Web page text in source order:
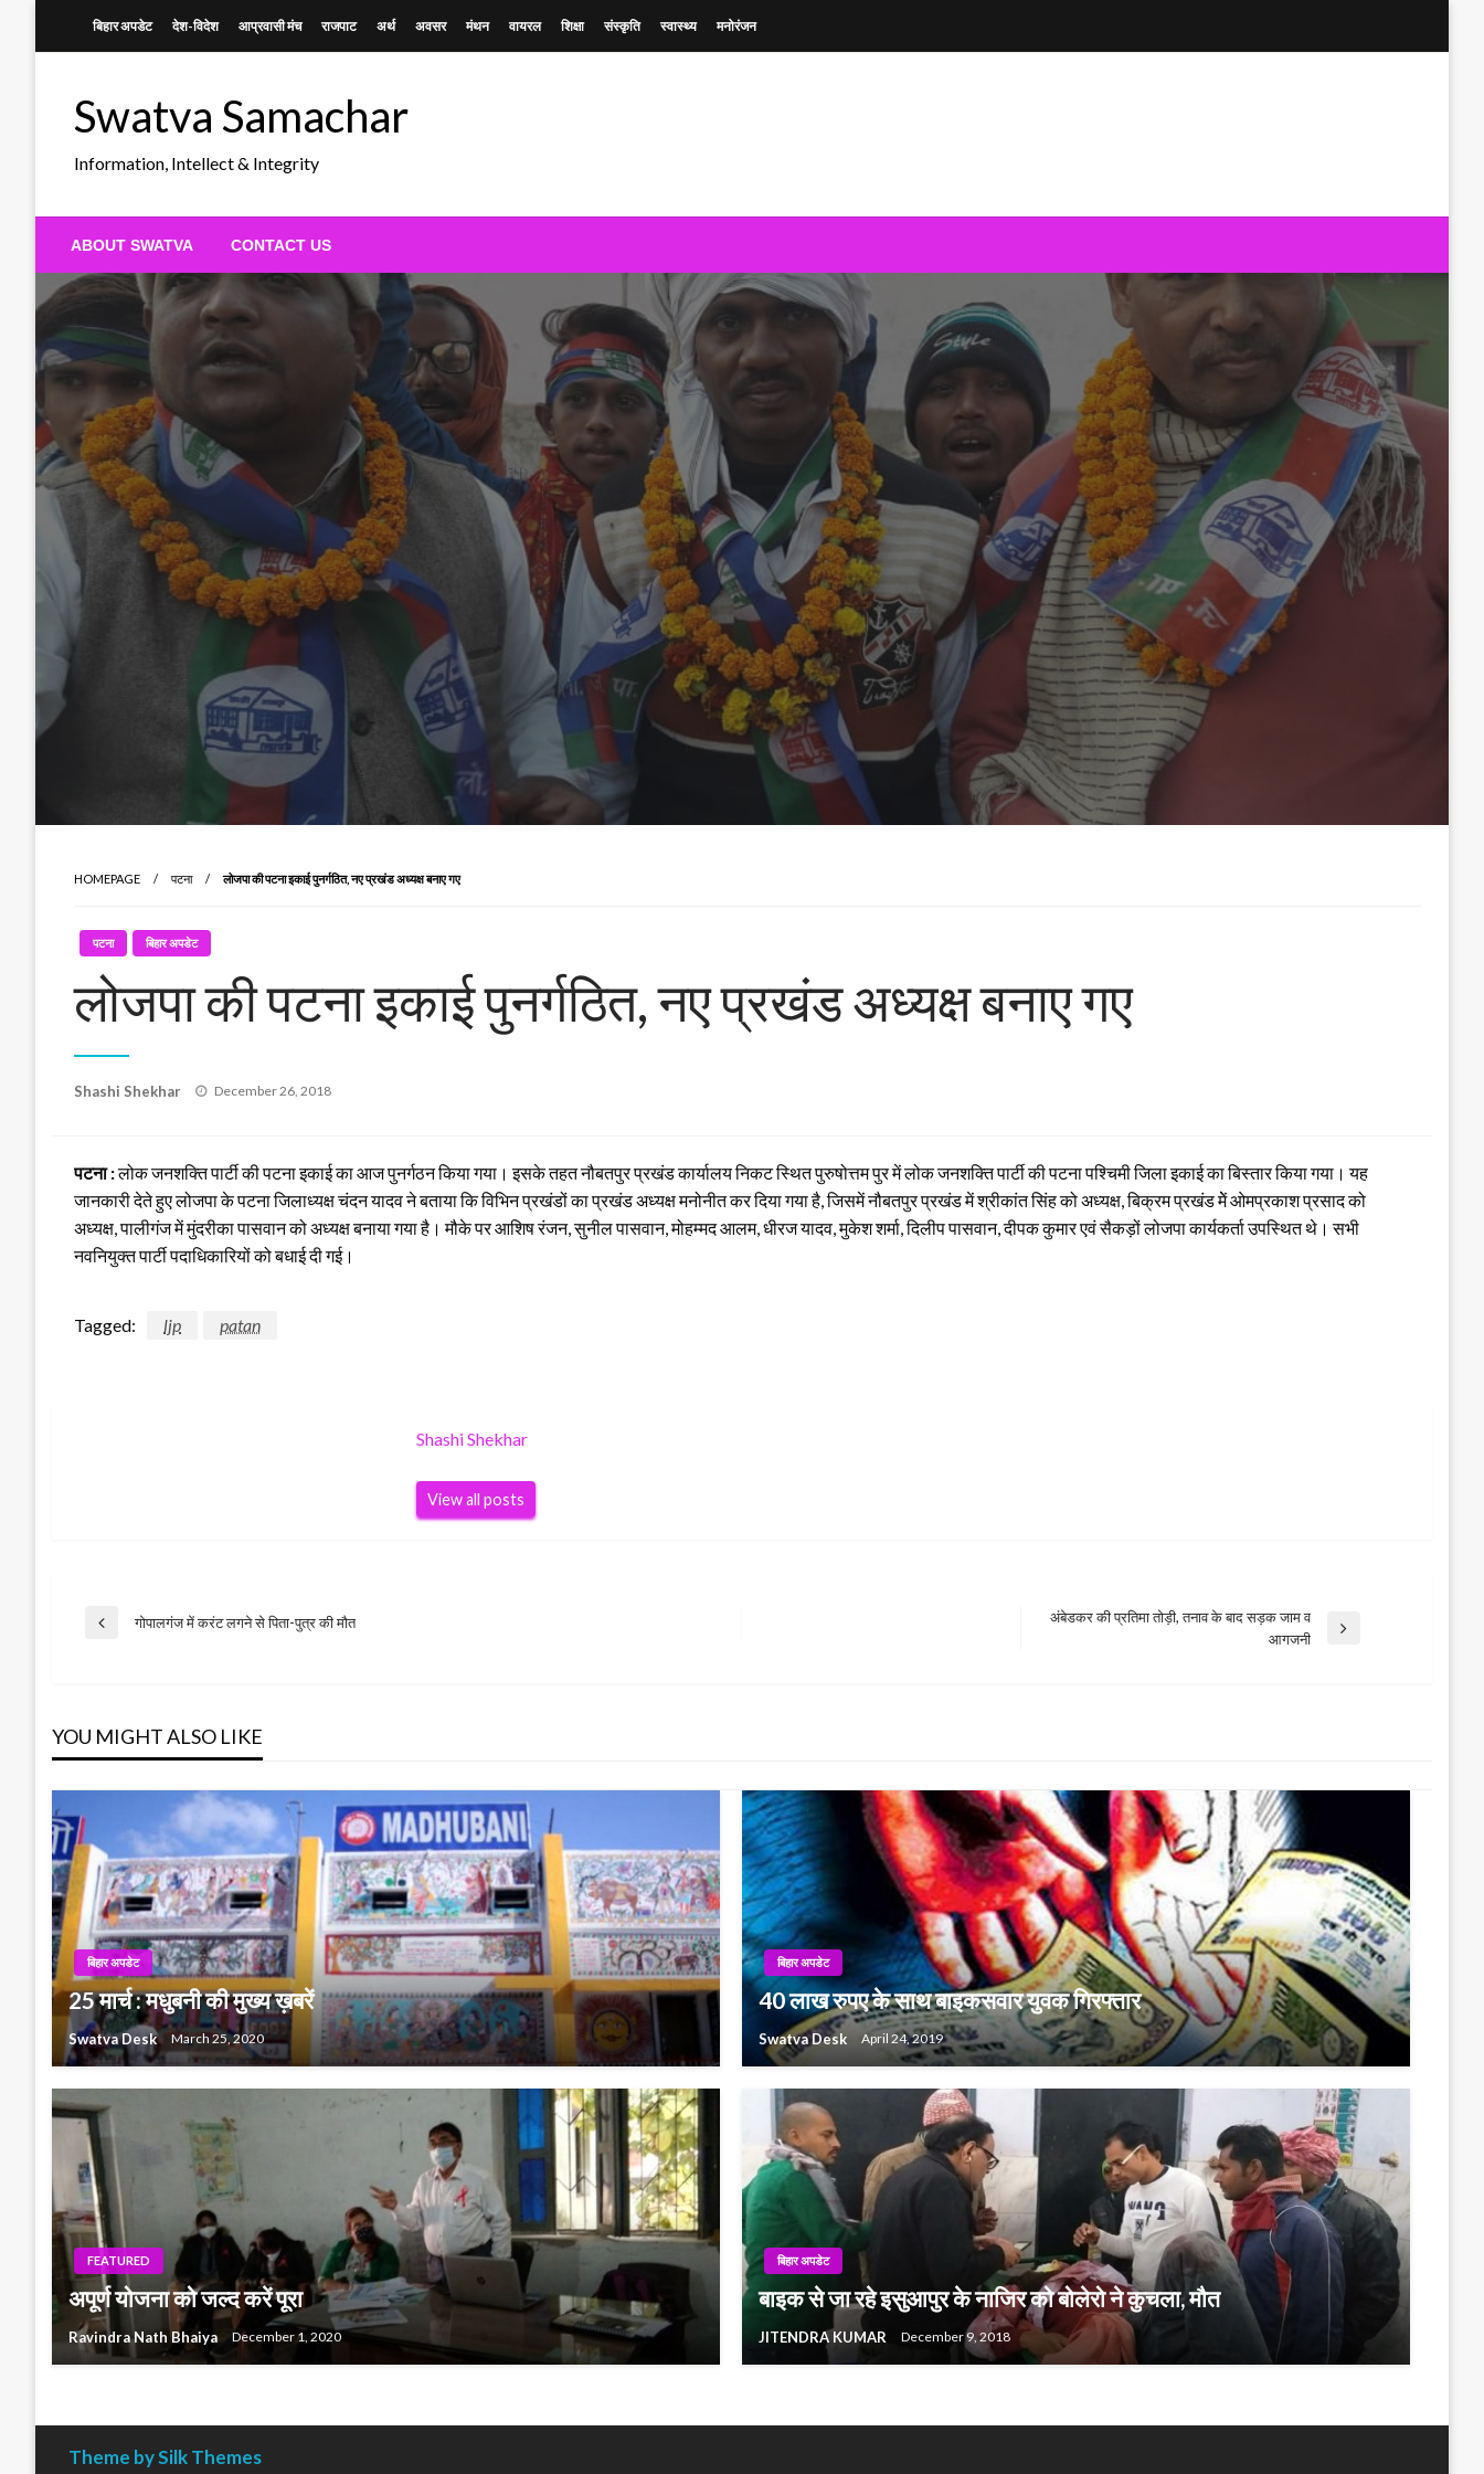
बिहार अपडेट देश-विदेश आप्रवासी मंच राजपाट अर्थ अवसर मंथन वायरल शिक्षा संस्कृति स्वास्थ्य मनोरंजन
Swatva Samachar
Information, Intellect & Integrity
ABOUT SWATVA CONTACT US
HOMEPAGE पटना लोजपा की पटना इकाई पुनर्गठित, नए प्रखंड अध्यक्ष बनाए गए
पटना बिहार अपडेट
लोजपा की पटना इकाई पुनर्गठित, नए प्रखंड अध्यक्ष बनाए गए
Shashi Shekhar
Posted
December 26, 2018
पटना :लोक जनशक्ति पार्टी की पटना इकाई का आज पुनर्गठन किया गया। इसके तहत नौबतपुर प्रखंड कार्यालय निकट स्थित पुरुषोत्तम पुर में लोक जनशक्ति पार्टी की पटना पश्चिमी जिला इकाई का बिस्तार किया गया। यह
जानकारी देते हुए लोजपा के पटना जिलाध्यक्ष चंदन यादव ने बताया कि विभिन प्रखंडों का प्रखंड अध्यक्ष मनोनीत कर दिया गया है, जिसमें नौबतपुर प्रखंड में श्रीकांत सिंह को अध्यक्ष, बिक्रम प्रखंड मेें ओमप्रकाश प्रसाद को
अध्यक्ष, पालीगंज में मुंदरीका पासवान को अध्यक्ष बनाया गया है। मौके पर आशिष रंजन, सुनील पासवान, मोहम्मद आलम, धीरज यादव, मुकेश शर्मा, दिलीप पासवान, दीपक कुमार एवं सैकड़ों लोजपा कार्यकर्ता उपस्थित थे। सभी
नवनियुक्त पार्टी पदाधिकारियों को बधाई दी गई।
Tagged: ljp patan
Shashi Shekhar
View all posts
Post
Previous
गोपालगंज में करंट लगने से पिता-पुत्र की मौत
अंबेडकर की प्रतिमा तोड़ी, तनाव के बाद सड़क जाम व
आगजनी
YOU MIGHT ALSO LIKE
बिहार अपडेट
25 मार्च : मधुबनी की मुख्य ख़बरें
Swatva Desk March 25, 2020
बिहार अपडेट
40 लाख रुपए के साथ बाइकसवार युवक गिरफ्तार
Swatva Desk April 24, 2019
FEATURED
अपूर्ण योजना को जल्द करें पूरा
Ravindra Nath Bhaiya December 1, 2020
बिहार अपडेट
बाइक से जा रहे इसुआपुर के नाजिर को बोलेरो ने कुचला, मौत
JITENDRA KUMAR December 9, 2018
Theme by Silk Themes